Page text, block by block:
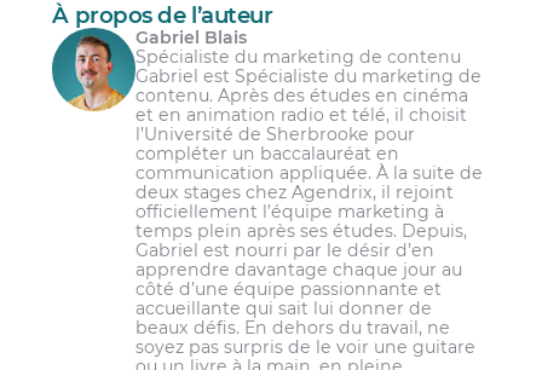
À propos de l’auteur
Gabriel Blais
Spécialiste du marketing de contenu
Gabriel est Spécialiste du marketing de
contenu. Après des études en cinéma
et en animation radio et télé, il choisit
l’Université de Sherbrooke pour
compléter un baccalauréat en
communication appliquée. À la suite de
deux stages chez Agendrix, il rejoint
officiellement l’équipe marketing à
temps plein après ses études. Depuis,
Gabriel est nourri par le désir d’en
apprendre davantage chaque jour au
côté d’une équipe passionnante et
accueillante qui sait lui donner de
beaux défis. En dehors du travail, ne
soyez pas surpris de le voir une guitare